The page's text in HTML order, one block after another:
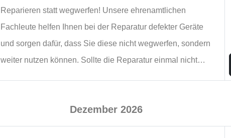
Reparieren statt wegwerfen! Unsere ehrenamtlichen
Fachleute helfen Ihnen bei der Reparatur defekter Geräte
und sorgen dafür, dass Sie diese nicht wegwerfen, sondern
weiter nutzen können. Sollte die Reparatur einmal nicht
Dezember 2026